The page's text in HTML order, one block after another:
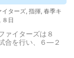
イターズ, 指揮, 春季キ
, ８日
ァイターズは８
合を行い、６―２